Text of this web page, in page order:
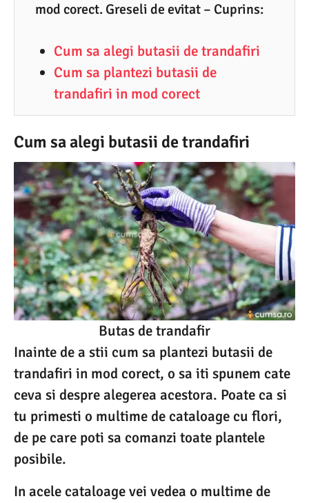
mod corect. Greseli de evitat – Cuprins:
Cum sa alegi butasii de trandafiri
Cum sa plantezi butasii de
trandafiri in mod corect
Cum sa alegi butasii de trandafiri
Butas de trandafir
Inainte de a stii cum sa plantezi butasii de
trandafiri in mod corect, o sa iti spunem cate
ceva si despre alegerea acestora. Poate ca si
tu primesti o multime de cataloage cu flori,
de pe care poti sa comanzi toate plantele
posibile.
In acele cataloage vei vedea o multime de